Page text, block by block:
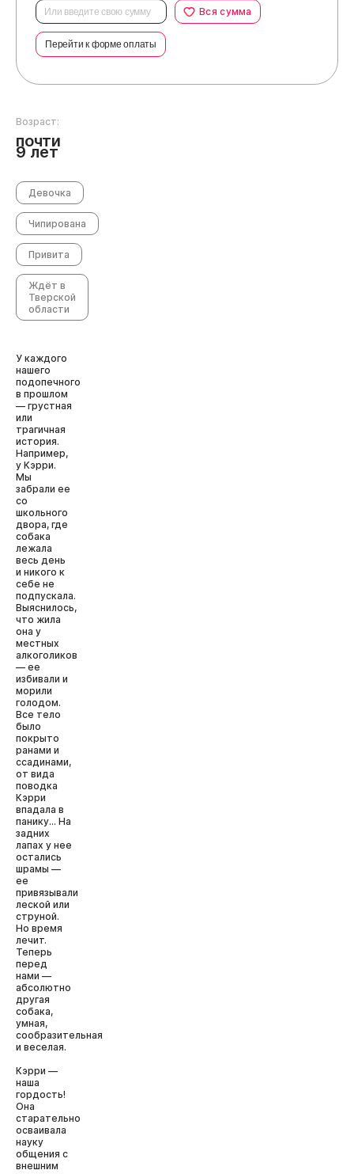
Вся сумма
Перейти к форме оплаты
Возраст:
почти
9 лет
Девочка
Чипирована
Привита
Ждёт в
Тверской
области
У каждого
нашего
подопечного
в прошлом
— грустная
или
трагичная
история.
Например,
у Кэрри.
Мы
забрали ее
со
школьного
двора, где
собака
лежала
весь день
и никого к
себе не
подпускала.
Выяснилось,
что жила
она у
местных
алкоголиков
— ее
избивали и
морили
голодом.
Все тело
было
покрыто
ранами и
ссадинами,
от вида
поводка
Кэрри
впадала в
панику... На
задних
лапах у нее
остались
шрамы —
ее
привязывали
леской или
струной.
Но время
лечит.
Теперь
перед
нами —
абсолютно
другая
собака,
умная,
сообразительная
и веселая.
Кэрри —
наша
гордость!
Она
старательно
осваивала
науку
общения с
внешним